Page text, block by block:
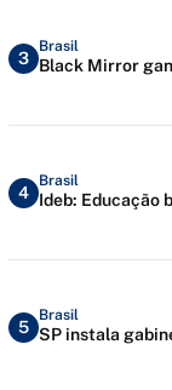
3
Brasil
Black Mirror
4
Brasil
Ideb: Educação
5
Brasil
SP instala